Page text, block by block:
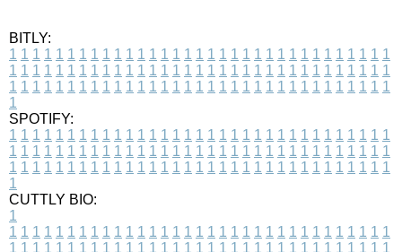
BITLY:
1 1 1 1 1 1 1 1 1 1 1 1 1 1 1 1 1 1 1 1 1 1 1 1 1 1 1 1 1 1 1 1 1
1 1 1 1 1 1 1 1 1 1 1 1 1 1 1 1 1 1 1 1 1 1 1 1 1 1 1 1 1 1 1 1 1
1 1 1 1 1 1 1 1 1 1 1 1 1 1 1 1 1 1 1 1 1 1 1 1 1 1 1 1 1 1 1 1 1
1
SPOTIFY:
1 1 1 1 1 1 1 1 1 1 1 1 1 1 1 1 1 1 1 1 1 1 1 1 1 1 1 1 1 1 1 1 1
1 1 1 1 1 1 1 1 1 1 1 1 1 1 1 1 1 1 1 1 1 1 1 1 1 1 1 1 1 1 1 1 1
1 1 1 1 1 1 1 1 1 1 1 1 1 1 1 1 1 1 1 1 1 1 1 1 1 1 1 1 1 1 1 1 1
1
CUTTLY BIO:
1
1 1 1 1 1 1 1 1 1 1 1 1 1 1 1 1 1 1 1 1 1 1 1 1 1 1 1 1 1 1 1 1 1
1 1 1 1 1 1 1 1 1 1 1 1 1 1 1 1 1 1 1 1 1 1 1 1 1 1 1 1 1 1 1 1 1